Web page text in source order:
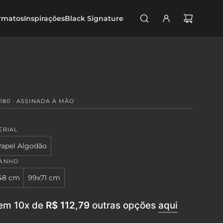
InspiraçõesBlack Signature
· ASSINADA À MÃO
Algodão
cm 99x71 cm
10x de R$ 112,79 outras opções aqui